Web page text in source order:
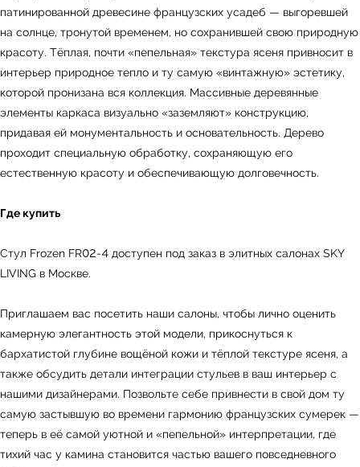
патинированной древесине французских усадеб — выгоревшей
на солнце, тронутой временем, но сохранившей свою природную
красоту. Тёплая, почти «пепельная» текстура ясеня привносит в
интерьер природное тепло и ту самую «винтажную» эстетику,
которой пронизана вся коллекция. Массивные деревянные
элементы каркаса визуально «заземляют» конструкцию,
придавая ей монументальность и основательность. Дерево
проходит специальную обработку, сохраняющую его
естественную красоту и обеспечивающую долговечность.
Где купить
Стул Frozen FR02-4 доступен под заказ в элитных салонах SKY
LIVING в Москве.
Приглашаем вас посетить наши салоны, чтобы лично оценить
камерную элегантность этой модели, прикоснуться к
бархатистой глубине вощёной кожи и тёплой текстуре ясеня, а
также обсудить детали интеграции стульев в ваш интерьер с
нашими дизайнерами. Позвольте себе привнести в свой дом ту
самую застывшую во времени гармонию французских сумерек —
теперь в её самой уютной и «пепельной» интерпретации, где
тихий час у камина становится частью вашего повседневного
Сантехника
Свет
Декор БФ Возрождение
Блог
О нас
Мебель